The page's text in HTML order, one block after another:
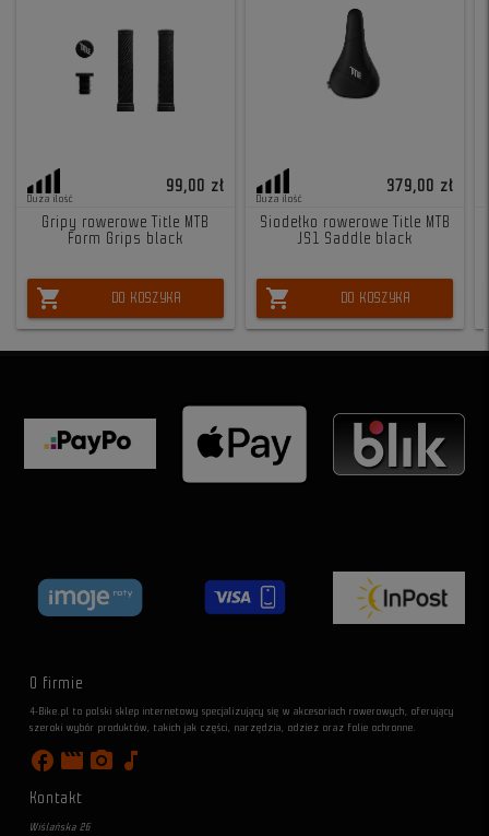
Duża ilość
99,00 zł
Gripy rowerowe Title MTB
Form Grips black
shopping_cart DO KOSZYKA
Duża ilość
379,00 zł
Siodełko rowerowe Title MTB
JS1 Saddle black
shopping_cart DO KOSZYKA
O firmie
4-Bike.pl to polski sklep internetowy specjalizujący się w akcesoriach rowerowych, oferujący
szeroki wybór produktów, takich jak części, narzędzia, odzież oraz folie ochronne.
facebook movie photo_camera music_note
Kontakt
Wiślańska 26